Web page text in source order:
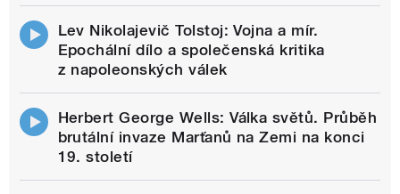
Lev Nikolajevič Tolstoj: Vojna a mír.
Epochální dílo a společenská kritika
z napoleonských válek
Herbert George Wells: Válka světů. Průběh
brutální invaze Marťanů na Zemi na konci
19. století